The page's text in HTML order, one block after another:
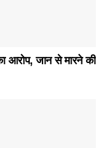
आरोप, जान से मारने की